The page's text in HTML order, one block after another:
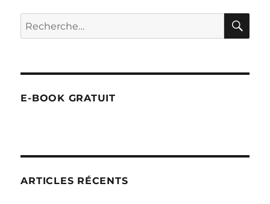
Recherche
pour :
E-BOOK GRATUIT
ARTICLES RÉCENTS